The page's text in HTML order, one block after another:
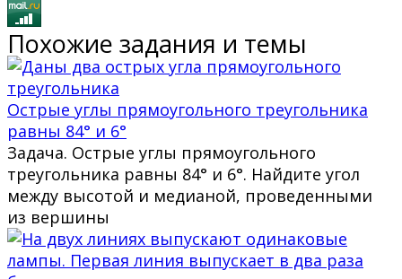
Похожие задания и темы
Острые углы прямоугольного треугольника
равны 84° и 6°
Задача. Острые углы прямоугольного
треугольника равны 84° и 6°. Найдите угол
между высотой и медианой, проведенными
из вершины